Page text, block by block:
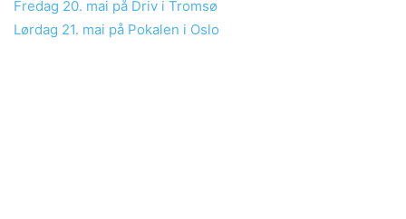
Fredag 20. mai på Driv i Tromsø
Lørdag 21. mai på Pokalen i Oslo